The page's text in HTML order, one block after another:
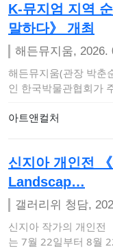
K-뮤지엄 지역
말하다》 개최
해든뮤지움, 2026.
해든뮤지움(관장 박춘
인 한국박물관협회가
아트앤컬처
신지아 개인전
Landscap…
갤러리위 청담,
신지아 작가의 개인전
는 7월 22일부터 8월